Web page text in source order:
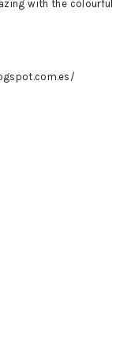
with the colourful